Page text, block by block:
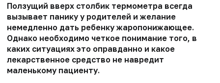
Ползущий вверх столбик термометра всегда
вызывает панику у родителей и желание
немедленно дать ребенку жаропонижающее.
Однако необходимо четкое понимание того, в
каких ситуациях это оправданно и какое
лекарственное средство не навредит
маленькому пациенту.